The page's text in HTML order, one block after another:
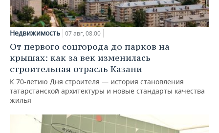
Недвижимость 07 авг, 08:00
От первого соцгорода до парков на
крышах: как за век изменилась
строительная отрасль Казани
К 70-летию Дня строителя — история становления
татарстанской архитектуры и новые стандарты качества
жилья